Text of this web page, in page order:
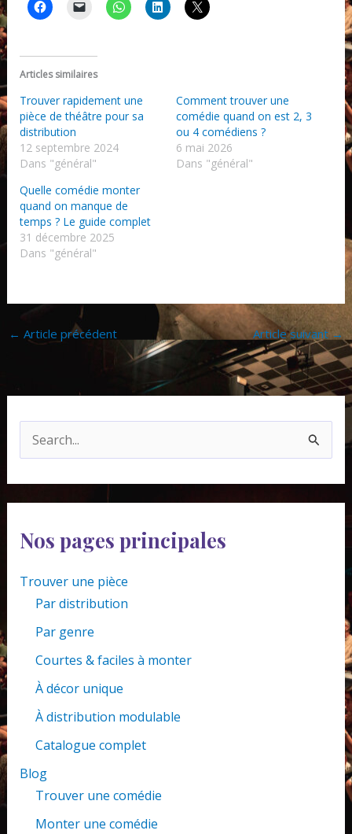
Articles similaires
Trouver rapidement une
pièce de théâtre pour sa
distribution
12 septembre 2024
Dans "général"
Comment trouver une
comédie quand on est 2, 3
ou 4 comédiens ?
6 mai 2026
Dans "général"
Quelle comédie monter
quand on manque de
temps ? Le guide complet
31 décembre 2025
Dans "général"
← Article précédent Article suivant →
e
c
h
e
c
Nos pages principales
Trouver une pièce
Par distribution
Par genre
Courtes & faciles à monter
À décor unique
À distribution modulable
Catalogue complet
Blog
Trouver une comédie
Monter une comédie